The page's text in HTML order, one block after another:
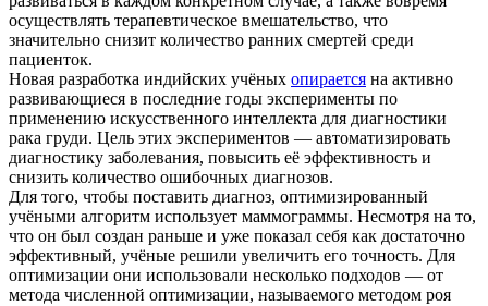
осуществлять терапевтическое вмешательство, что
значительно снизит количество ранних смертей среди
пациенток.
Новая разработка индийских учёных опирается на активно
развивающиеся в последние годы эксперименты по
применению искусственного интеллекта для диагностики
рака груди. Цель этих экспериментов — автоматизировать
диагностику заболевания, повысить её эффективность и
снизить количество ошибочных диагнозов.
Для того, чтобы поставить диагноз, оптимизированный
учёными алгоритм использует маммограммы. Несмотря на то,
что он был создан раньше и уже показал себя как достаточно
эффективный, учёные решили увеличить его точность. Для
оптимизации они использовали несколько подходов — от
метода численной оптимизации, называемого методом роя